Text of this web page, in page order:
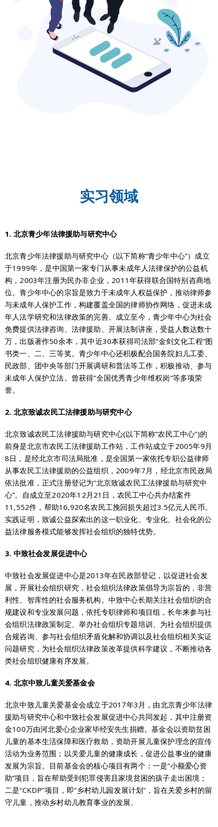
实习领域
1. 北京青少年法律援助与研究中心
北京青少年法律援助与研究中心（以下简称“青少年中心”）成立
于1999年，是中国第一家专门从事未成年人法律保护的公益机
构，2003年注册为民办非企业，2011年获得联合国特别咨商地
位。青少年中心的宗旨是致力于未成年人权益保护，推动律师参
与未成年人保护工作，构建覆盖全国的律师协作网络，促进未成
年人法学研究和法律政策的完善。成立至今，青少年中心为社会
免费提供法律咨询、法律援助、开展法制讲座，受益人数达数十
万，出版著作50余本，其中近30本获得司法部“金剑文化工程”图
书类一、二、三等奖。青少年中心还积极配合国务院妇儿工委、
民政部、团中央等部门开展调研和普法等工作，积极推动、参与
未成年人保护立法。曾获得“全国优秀青少年维权岗”等多项荣
誉。
2. 北京致诚农民工法律援助与研究中心
北京致诚农民工法律援助与研究中心(以下简称“农民工中心”)的
前身是北京市农民工法律援助工作站，工作站成立于2005年9月
8日，是经北京市司法局批准，是全国第一家依托专职公益律师
从事农民工法律援助的公益组织，2009年7月，经北京市民政局
依法批准，正式注册登记为“北京致诚农民工法律援助与研究中
心”。自成立至2020年12月21日，农民工中心共办结案件
11,552件，帮助16,920名农民工挽回损失超过3.5亿元人民币。
实践证明，致诚公益探索出的这一职业化、专业化、社会化的公
益法律服务模式能够发挥社会组织的独特优势。
3. 中致社会发展促进中心
中致社会发展促进中心是2013年在民政部登记，以促进社会发
展，开展社会组织研究，社会组织法律政策倡导为宗旨的，非营
利性、智库性的社会服务机构。中致中心长期关注社会组织的合
规建设和专业发展问题，依托专职律师和项目组，长年来参与社
会组织法律政策制定、举办社会组织专题培训、为社会组织提供
合规咨询、参与社会组织矛盾化解和协调以及社会组织相关实证
问题研究，为社会组织法律政策改革提供科学建议，不断推动各
类社会组织健康有序发展。
4. 北京中致儿童关爱基金会
北京中致儿童关爱基金会成立于2017年3月，由北京青少年法律
援助与研究中心和中致社会发展促进中心共同发起，其中注册资
金100万由河北爱心企业家毕经安先生捐赠。基金会以资助贫困
儿童的基本生活保障和医疗救助，资助开展儿童保护理念的宣传
活动为业务范围；以关爱儿童的健康成长，促进公益事业的健康
发展为宗旨。目前基金会的核心项目有两个：一是“小额爱心资
助”项目，旨在帮助受到犯罪侵害且家境贫困的孩子走出困境；
二是“CKDP”项目，即“乡村幼儿园发展计划”，旨在关爱乡村的留
守儿童，推动乡村幼儿教育事业的发展。